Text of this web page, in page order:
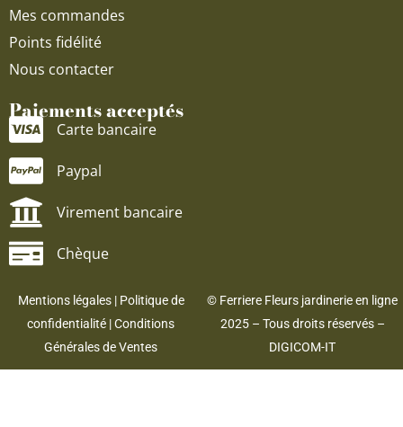
Mes commandes
Points fidélité
Nous contacter
Paiements acceptés
Carte bancaire
Paypal
Virement bancaire
Chèque
Mentions légales| Politique de
confidentialité |Conditions
Générales de Ventes
© Ferriere Fleurs jardinerie en ligne
2025 – Tous droits réservés –
DIGICOM-IT